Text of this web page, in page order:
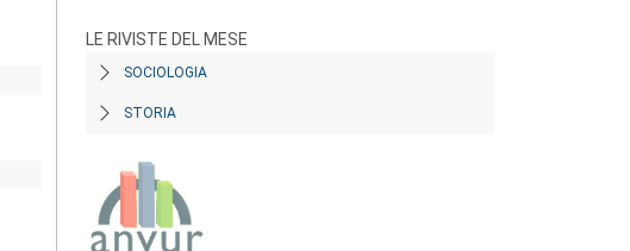
LE RIVISTE DEL MESE
SOCIOLOGIA
STORIA